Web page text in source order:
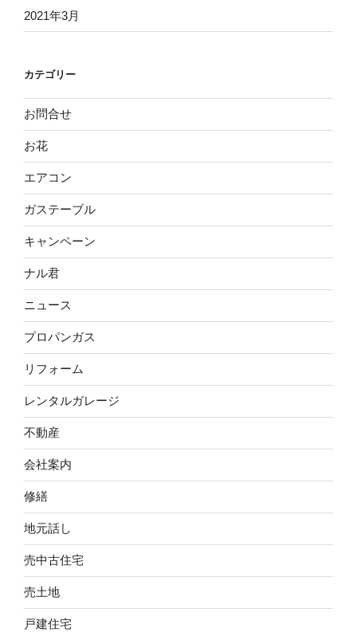
2021年3月
カテゴリー
お問合せ
お花
エアコン
ガステーブル
キャンペーン
ナル君
ニュース
プロパンガス
リフォーム
レンタルガレージ
不動産
会社案内
修繕
地元話し
売中古住宅
売土地
戸建住宅